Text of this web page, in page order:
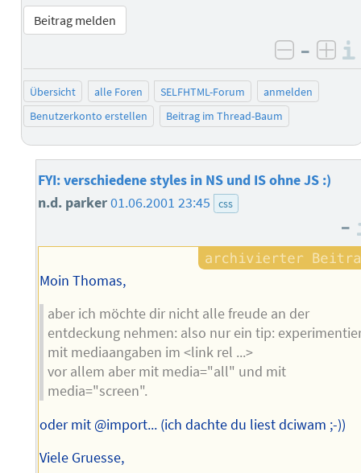
Beitrag melden
negativ
–
Übersicht alle Foren SELFHTML-Forum
anmelden
Benutzerkonto erstellen
Beitrag im Thread-Baum
FYI: verschiedene styles in NS und IS ohne JS :)
n.d. parker01.06.2001 23:45 css
–
Moin Thomas,
aber ich möchte dir nicht alle freude an der
entdeckung nehmen: also nur ein tip:
mit mediaangaben im <link rel ...>
vor allem aber mit media="all" und mit
media="screen".
oder mit @import... (ich dachte du liest dciwam ;-))
Viele Gruesse,